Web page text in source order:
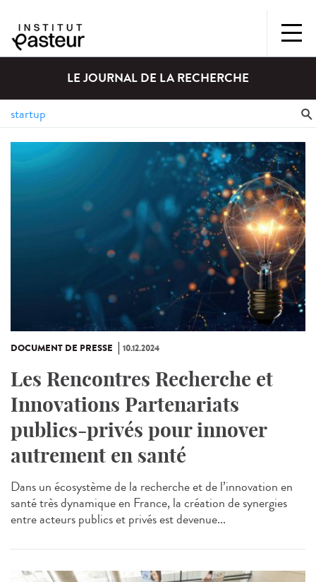
LE JOURNAL DE LA RECHERCHE
DOCUMENT DE PRESSE 10.12.2024
Les Rencontres Recherche et
Innovations Partenariats
publics-privés pour innover
autrement en santé
Dans un écosystème de la recherche et de l’innovation en
santé très dynamique en France, la création de synergies
entre acteurs publics et privés est devenue...